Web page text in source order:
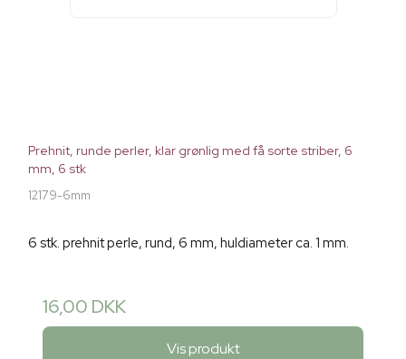
Prehnit, runde perler, klar grønlig med få sorte striber, 6
mm, 6 stk
12179-6mm
6 stk. prehnit perle, rund, 6 mm, huldiameter ca. 1 mm.
16,00 DKK
Vis produkt